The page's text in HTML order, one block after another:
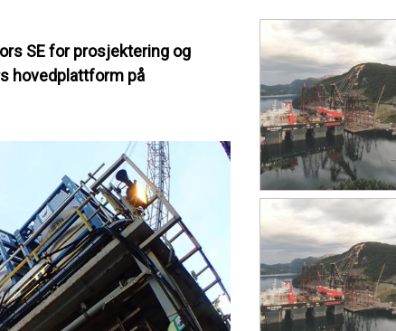
SE for prosjektering og
hovedplattform på